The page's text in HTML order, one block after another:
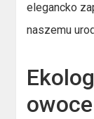
elegancko
naszemu
owoce